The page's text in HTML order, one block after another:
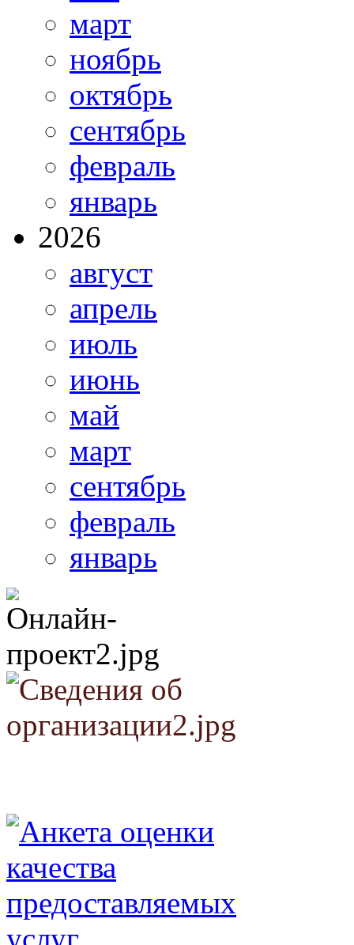
март
ноябрь
октябрь
сентябрь
февраль
январь
2026
август
апрель
июль
июнь
май
март
сентябрь
февраль
январь